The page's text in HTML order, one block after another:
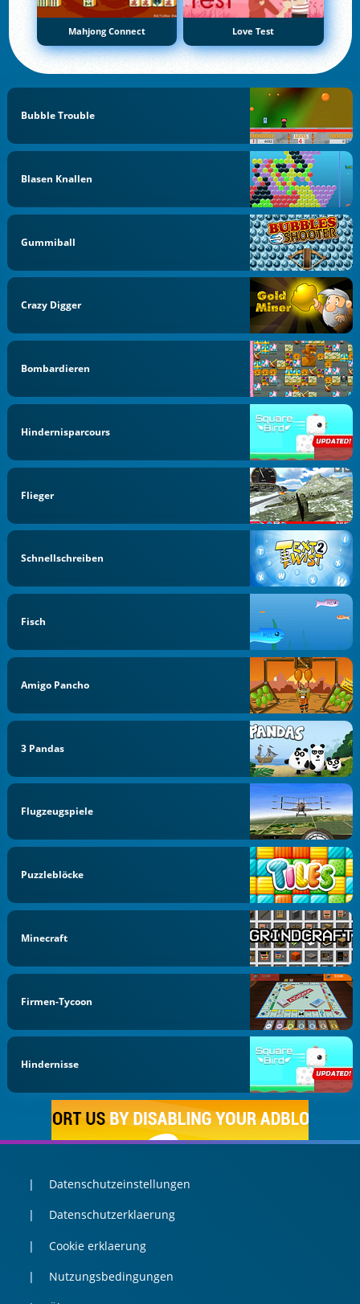
Mahjong Connect Love Test
Bubble Trouble
Blasen Knallen
Gummiball
Crazy Digger
Bombardieren
Hindernisparcours
Flieger
Schnellschreiben
Fisch
Amigo Pancho
3 Pandas
Flugzeugspiele
Puzzleblöcke
Minecraft
Firmen-Tycoon
Hindernisse
Datenschutzeinstellungen
Datenschutzerklaerung
Cookie erklaerung
Nutzungsbedingungen